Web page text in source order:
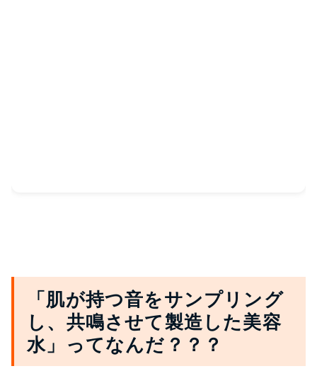
「肌が持つ音をサンプリング
し、共鳴させて製造した美容
水」ってなんだ？？？